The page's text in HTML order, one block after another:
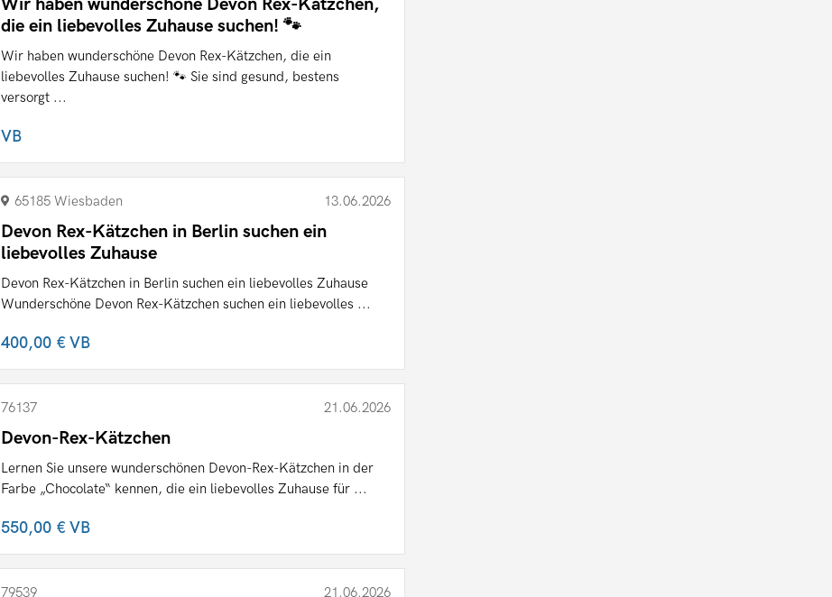
Wir haben wunderschöne Devon Rex-Kätzchen,
die ein liebevolles Zuhause suchen! 🐾
Wir haben wunderschöne Devon Rex-Kätzchen, die ein
liebevolles Zuhause suchen! 🐾 Sie sind gesund, bestens
versorgt ...
VB
65185 Wiesbaden 13.06.2026
Devon Rex-Kätzchen in Berlin suchen ein
liebevolles Zuhause
Devon Rex-Kätzchen in Berlin suchen ein liebevolles Zuhause
Wunderschöne Devon Rex-Kätzchen suchen ein liebevolles ...
400,00 €VB
76137 21.06.2026
Devon-Rex-Kätzchen
Lernen Sie unsere wunderschönen Devon-Rex-Kätzchen in der
Farbe „Chocolate“ kennen, die ein liebevolles Zuhause für ...
550,00 €VB
79539 21.06.2026